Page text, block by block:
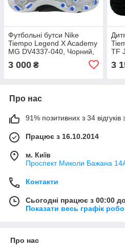
Футбольні бутси Nike
Tiempo Legend X Academy
MG DV4337-040, Чорний,
3 000 ₴
TF
37.5
3
Про нас
91% позитивних з 34 відгуків
Працює з 16.10.2014
м. Київ
Проспект Миколи Бажана
Контакти
Сьогодні працює з 00:00
Показати весь графік
Про нас